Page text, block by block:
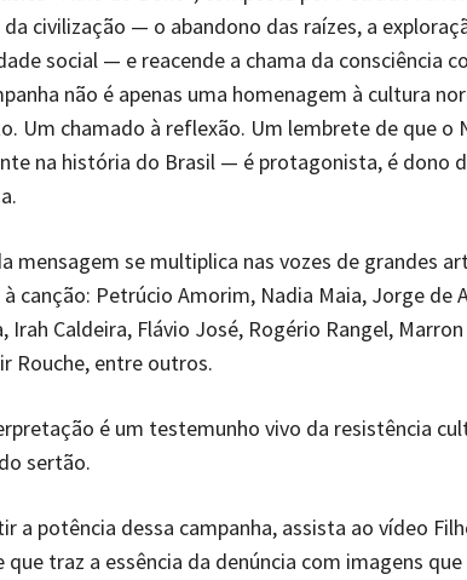
da civilização — o abandono das raízes, a
social — e reacende a chama da consciência
não é apenas uma homenagem à cultura
Um chamado à reflexão. Um lembrete de que o
na história do Brasil — é protagonista, é dono
mensagem se multiplica nas vozes de grandes
canção: Petrúcio Amorim, Nadia Maia, Jorge de
Irah Caldeira, Flávio José, Rogério Rangel,
Rouche, entre outros.
é um testemunho vivo da resistência
sertão.
a potência dessa campanha, assista ao vídeo
que traz a essência da denúncia com imagens